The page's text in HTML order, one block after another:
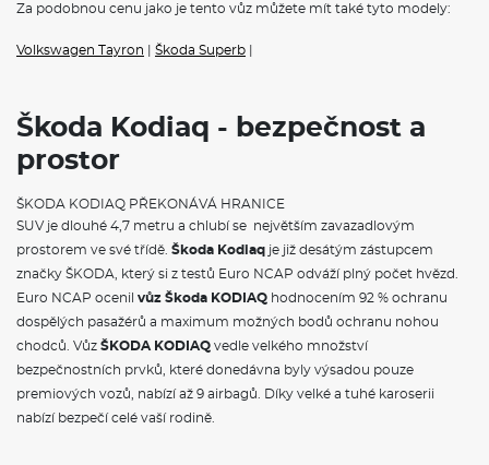
Za podobnou cenu jako je tento vůz můžete mít také tyto modely:
Volkswagen Tayron Škoda Superb
Škoda Kodiaq - bezpečnost a
prostor
ŠKODA KODIAQ PŘEKONÁVÁ HRANICE
SUV je dlouhé 4,7 metru a chlubí se největším zavazadlovým
prostorem ve své třídě. Škoda Kodiaq je již desátým zástupcem
značky ŠKODA, který si z testů Euro NCAP odváží plný počet hvězd.
Euro NCAP ocenil vůz Škoda KODIAQ hodnocením 92 % ochranu
dospělých pasažérů a maximum možných bodů ochranu nohou
chodců. Vůz ŠKODA KODIAQ vedle velkého množství
bezpečnostních prvků, které donedávna byly výsadou pouze
premiových vozů, nabízí až 9 airbagů. Díky velké a tuhé karoserii
nabízí bezpečí celé vaší rodině.